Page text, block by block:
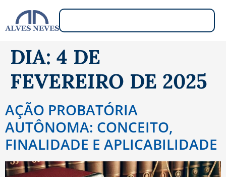
DIA: 4 DE
FEVEREIRO DE 2025
AÇÃO PROBATÓRIA
AUTÔNOMA: CONCEITO,
FINALIDADE E APLICABILIDADE